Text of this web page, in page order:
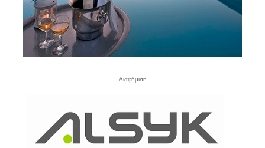
- Διαφήμιση -